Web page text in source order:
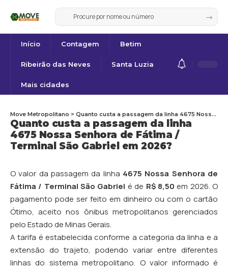
Início Contagem Betim
Ribeirão das Neves Santa Luzia
Mais cidades
Quanto custa a passagem da linha
4675 Nossa Senhora de Fátima /
Terminal São Gabriel em 2026?
Move Metropolitano > Quanto custa a passagem da linha 4675 Nossa Senhora de Fátima / Terminal São Gabriel em 2026?
O valor da passagem da linha 4675 Nossa Senhora de
Fátima / Terminal São Gabriel é de R$ 8,50 em 2026. O
pagamento pode ser feito em dinheiro ou com o cartão
Ótimo, aceito nos ônibus metropolitanos gerenciados
pelo Estado de Minas Gerais.
A tarifa é estabelecida conforme a categoria da linha e a
extensão do trajeto, podendo variar entre diferentes
linhas do sistema metropolitano. O valor informado é